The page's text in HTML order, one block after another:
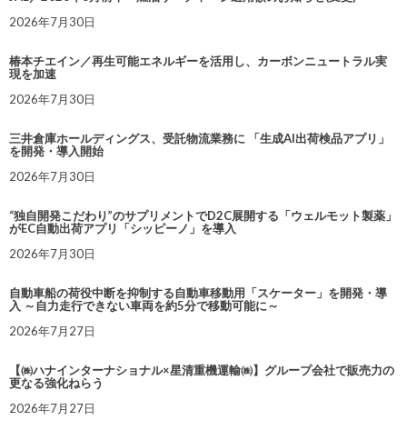
2026年7月30日
椿本チエイン／再生可能エネルギーを活用し、カーボンニュートラル実
現を加速
2026年7月30日
三井倉庫ホールディングス、受託物流業務に 「生成AI出荷検品アプリ」
を開発・導入開始
2026年7月30日
“独自開発こだわり”のサプリメントでD2C展開する「ウェルモット製薬」
がEC自動出荷アプリ「シッピーノ」を導入
2026年7月30日
自動車船の荷役中断を抑制する自動車移動用「スケーター」を開発・導
入 ～自力走行できない車両を約5分で移動可能に～
2026年7月27日
【㈱ハナインターナショナル×星清重機運輸㈱】グループ会社で販売力の
更なる強化ねらう
2026年7月27日